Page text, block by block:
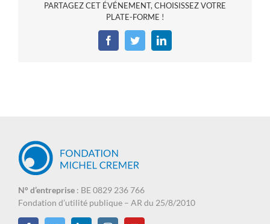
PARTAGEZ CET ÉVÉNEMENT, CHOISISSEZ VOTRE
PLATE-FORME !
N° d’entreprise : BE 0829 236 766
Fondation d’utilité publique – AR du 25/8/2010